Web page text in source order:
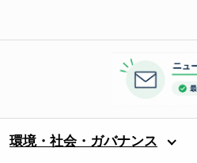
環境・社会・ガバナンス